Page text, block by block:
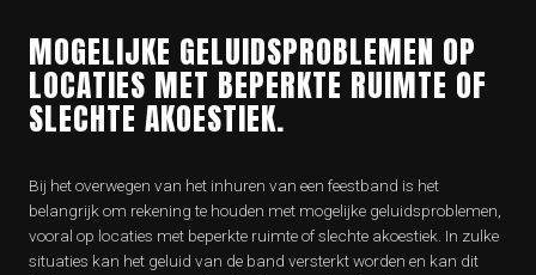
MOGELIJKE GELUIDSPROBLEMEN OP
LOCATIES MET BEPERKTE RUIMTE OF
SLECHTE AKOESTIEK.
Bij het overwegen van het inhuren van een feestband is het
belangrijk om rekening te houden met mogelijke geluidsproblemen,
vooral op locaties met beperkte ruimte of slechte akoestiek. In zulke
situaties kan het geluid van de band versterkt worden en kan dit